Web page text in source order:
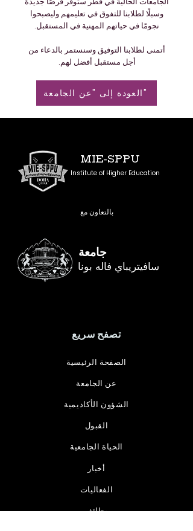
وسبلًا لطلابنا للتفوق في تعليمهم وليصبحوا
نجومًا في حياتهم المهنية في المستقبل.
أتمنى لطلابنا التوفيق وسنستمر بالدعاء من
أجل مستقبل أفضل لهم.
العودة إلى "عن الجامعة"
MIE-SPPU
Institute of Higher Education
بالتعاون مع
جامعة
تصفح سريع
الصفحة الرئيسية
عن الجامعة
الشؤون الأكاديمية
القبول
الحياة الجامعية
أخبار
الفعاليات
وظائف